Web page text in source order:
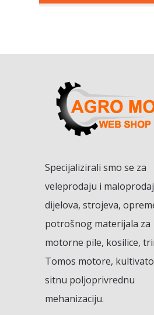
Specijalizirali smo se za
veleprodaju i
dijelova, strojeva,
potrošnog materijala za
motorne pile, kosilice,
Tomos motore,
sitnu poljoprivrednu
mehanizaciju.